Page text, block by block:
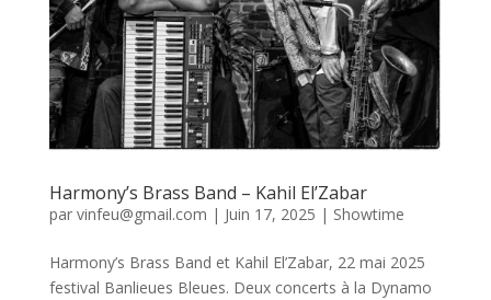
Harmony’s Brass Band – Kahil El’Zabar
par vinfeu@gmail.com | Juin 17, 2025 | Showtime
Harmony’s Brass Band et Kahil El’Zabar, 22 mai 2025
festival Banlieues Bleues. Deux concerts à la Dynamo